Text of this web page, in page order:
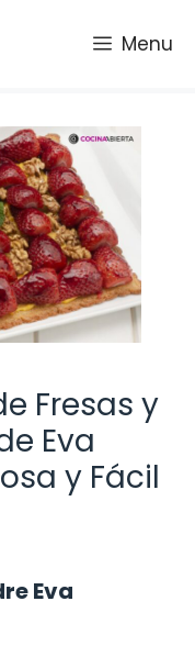
Menu
Fresas y
Eva
y Fácil
Eva